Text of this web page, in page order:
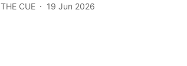
THE CUE 19 Jun 2026